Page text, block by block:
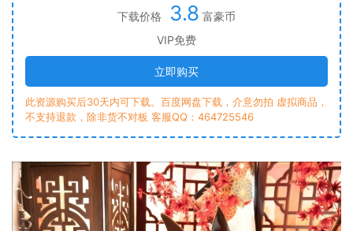
下载价格 3.8 富豪币
VIP免费
立即购买
此资源购买后30天内可下载。百度网盘下载，介意勿拍 虚拟商品，
不支持退款，除非货不对板 客服QQ：464725546